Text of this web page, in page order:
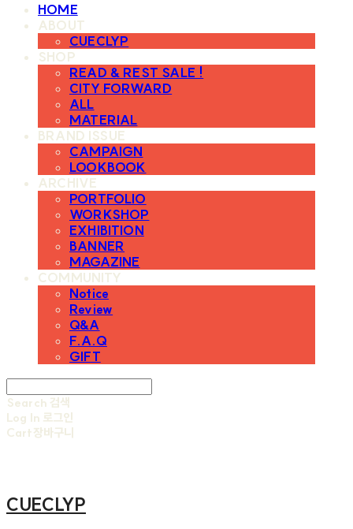
HOME
ABOUT
CUECLYP
SHOP
READ & REST SALE !
CITY FORWARD
ALL
MATERIAL
BRAND ISSUE
CAMPAIGN
LOOKBOOK
ARCHIVE
PORTFOLIO
WORKSHOP
EXHIBITION
BANNER
MAGAZINE
COMMUNITY
Notice
Review
Q&A
F.A.Q
GIFT
Search 검색
Log In 로그인
Cart장바구니
CUECLYP